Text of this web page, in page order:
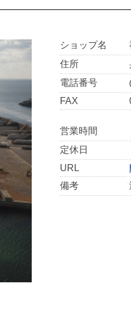
ショップ名
住所
電話番号
FAX
営業時間
定休日
URL
備考